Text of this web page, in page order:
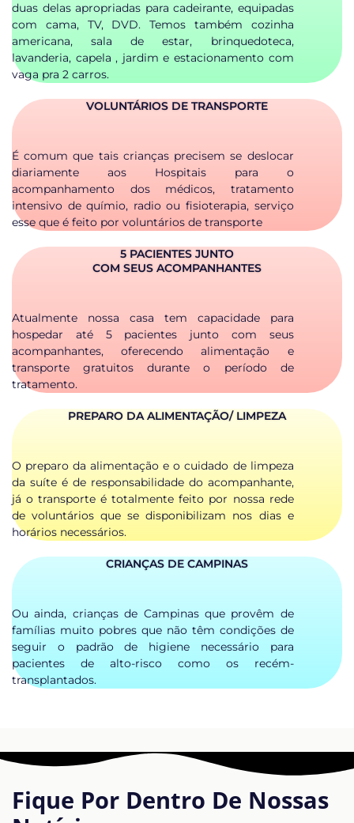
duas delas apropriadas para cadeirante, equipadas
com cama, TV, DVD. Temos também cozinha
americana, sala de estar, brinquedoteca,
lavanderia, capela , jardim e estacionamento com
vaga pra 2 carros.
VOLUNTÁRIOS DE TRANSPORTE
É comum que tais crianças precisem se deslocar
diariamente aos Hospitais para o
acompanhamento dos médicos, tratamento
intensivo de químio, radio ou fisioterapia, serviço
esse que é feito por voluntários de transporte
5 PACIENTES JUNTO
COM SEUS ACOMPANHANTES
Atualmente nossa casa tem capacidade para
hospedar até 5 pacientes junto com seus
acompanhantes, oferecendo alimentação e
transporte gratuitos durante o período de
tratamento.
PREPARO DA ALIMENTAÇÃO/ LIMPEZA
O preparo da alimentação e o cuidado de limpeza
da suíte é de responsabilidade do acompanhante,
já o transporte é totalmente feito por nossa rede
de voluntários que se disponibilizam nos dias e
horários necessários.
CRIANÇAS DE CAMPINAS
Ou ainda, crianças de Campinas que provêm de
famílias muito pobres que não têm condições de
seguir o padrão de higiene necessário para
pacientes de alto-risco como os recém-
transplantados.
Fique Por Dentro De Nossas